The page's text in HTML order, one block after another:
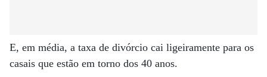
E, em média, a taxa de divórcio cai ligeiramente para os
casais que estão em torno dos 40 anos.